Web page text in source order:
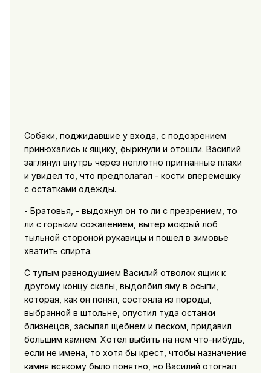
Собаки, поджидавшие у входа, с подозрением
принюхались к ящику, фыркнули и отошли. Василий
заглянул внутрь через неплотно пригнанные плахи
и увидел то, что предполагал - кости вперемешку
с остатками одежды.
- Братовья, - выдохнул он то ли с презрением, то
ли с горьким сожалением, вытер мокрый лоб
тыльной стороной рукавицы и пошел в зимовье
хватить спирта.
С тупым равнодушием Василий отволок ящик к
другому концу скалы, выдолбил яму в осыпи,
которая, как он понял, состояла из породы,
выбранной в штольне, опустил туда останки
близнецов, засыпал щебнем и песком, придавил
большим камнем. Хотел выбить на нем что-нибудь,
если не имена, то хотя бы крест, чтобы назначение
камня всякому было понятно, но Василий отогнал